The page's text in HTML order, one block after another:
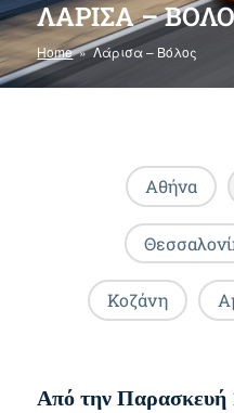
ΛΆΡΙΣΑ –
Home» Λάρισα – Βόλος
Αθήνα
Κοζάνη
Από την Παρασκευή